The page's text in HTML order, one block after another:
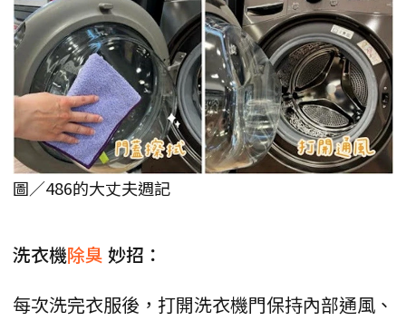
圖／486的大丈夫週記
洗衣機除臭 妙招：
每次洗完衣服後，打開洗衣機門保持內部通風、